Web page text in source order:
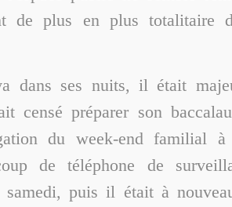
de plus en plus totalitaire
dans ses nuits, il était
censé préparer son
du week-end familial
de téléphone de
samedi, puis il était à